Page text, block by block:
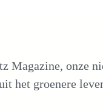
Magazine, onze
het groenere